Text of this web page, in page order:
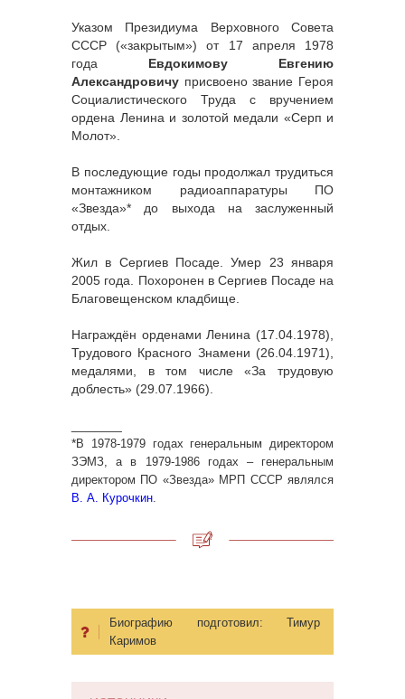
Указом Президиума Верховного Совета
СССР («закрытым») от 17 апреля 1978
года Евдокимову Евгению
Александровичу присвоено звание Героя
Социалистического Труда с вручением
ордена Ленина и золотой медали «Серп и
Молот».
В последующие годы продолжал трудиться
монтажником радиоаппаратуры ПО
«Звезда»* до выхода на заслуженный
отдых.
Жил в Сергиев Посаде. Умер 23 января
2005 года. Похоронен в Сергиев Посаде на
Благовещенском кладбище.
Награждён орденами Ленина (17.04.1978),
Трудового Красного Знамени (26.04.1971),
медалями, в том числе «За трудовую
доблесть» (29.07.1966).
*В 1978-1979 годах генеральным директором
ЗЭМЗ, а в 1979-1986 годах – генеральным
директором ПО «Звезда» МРП СССР являлся
В. А. Курочкин.
Биографию подготовил: Тимур
Каримов